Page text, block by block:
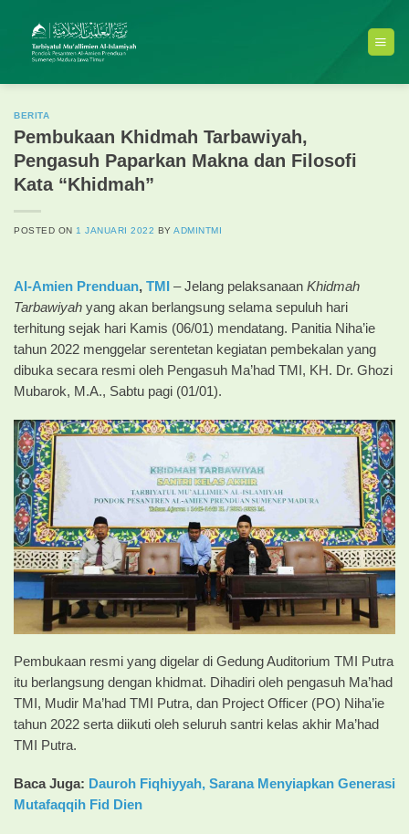
content
BERITA
Pembukaan Khidmah Tarbawiyah,
Pengasuh Paparkan Makna dan Filosofi
Kata “Khidmah”
POSTED ON 1 JANUARI 2022 BYADMINTMI
Al-Amien Prenduan, TMI – Jelang pelaksanaan Khidmah
Tarbawiyah yang akan berlangsung selama sepuluh hari
terhitung sejak hari Kamis (06/01) mendatang. Panitia Niha’ie
tahun 2022 menggelar serentetan kegiatan pembekalan yang
dibuka secara resmi oleh Pengasuh Ma’had TMI, KH. Dr. Ghozi
Mubarok, M.A., Sabtu pagi (01/01).
Pembukaan resmi yang digelar di Gedung Auditorium TMI Putra
itu berlangsung dengan khidmat. Dihadiri oleh pengasuh Ma’had
TMI, Mudir Ma’had TMI Putra, dan Project Officer (PO) Niha’ie
tahun 2022 serta diikuti oleh seluruh santri kelas akhir Ma’had
TMI Putra.
Baca Juga: Dauroh Fiqhiyyah, Sarana Menyiapkan Generasi
Mutafaqqih Fid Dien